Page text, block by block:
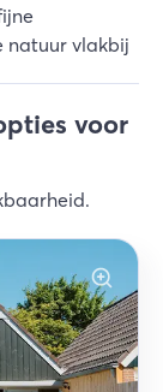
natuur vlakbij
voor
.